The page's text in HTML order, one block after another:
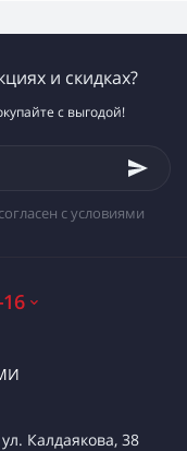
и скидках?
с выгодой!
с условиями
Калдаякова, 38